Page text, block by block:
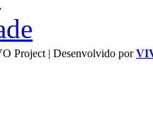
Project | Desenvolvido por